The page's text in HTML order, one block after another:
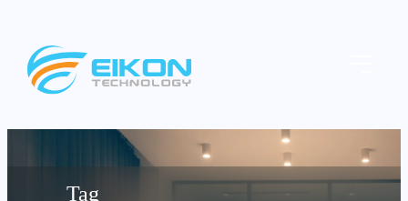
content